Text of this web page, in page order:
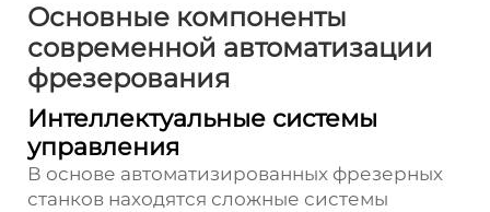
Основные компоненты
современной автоматизации
фрезерования
Интеллектуальные системы
управления
В основе автоматизированных фрезерных
станков находятся сложные системы